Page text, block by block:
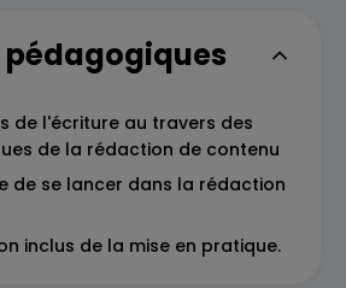
de l'écriture au travers des
de la rédaction de contenu
de se lancer dans la rédaction
inclus de la mise en pratique.